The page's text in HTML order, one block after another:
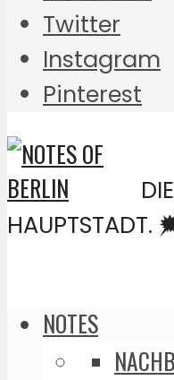
Twitter
Instagram
Pinterest
HAUPTSTADT.
NOTES